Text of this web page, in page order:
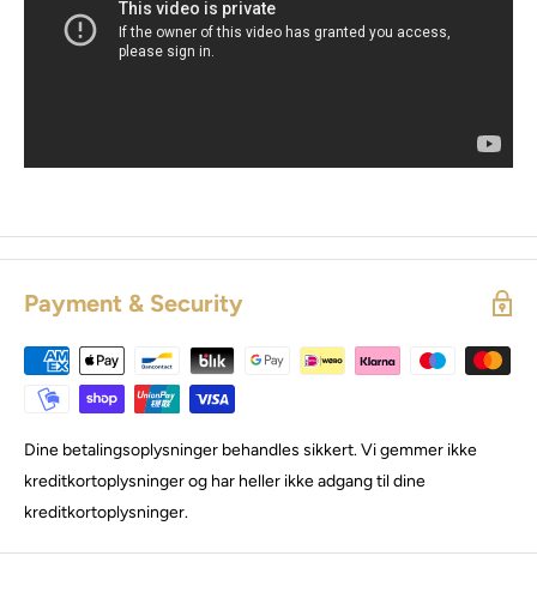
Payment & Security
Dine betalingsoplysninger behandles sikkert. Vi gemmer ikke
kreditkortoplysninger og har heller ikke adgang til dine
kreditkortoplysninger.